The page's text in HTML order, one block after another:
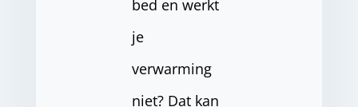
bed en werkt
je
verwarming
niet? Dat kan